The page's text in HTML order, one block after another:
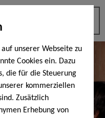
unserer Webseite zu
Cookies ein. Dazu
die für die Steuerung
kommerziellen
Zusätzlich
Erhebung von